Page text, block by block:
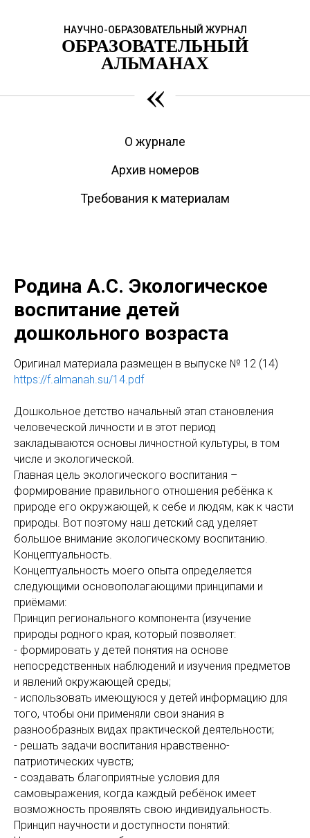
НАУЧНО-ОБРАЗОВАТЕЛЬНЫЙ ЖУРНАЛ
ОБРАЗОВАТЕЛЬНЫЙ
АЛЬМАНАХ
«
О журнале
Архив номеров
Требования к материалам
Родина А.С. Экологическое
воспитание детей
дошкольного возраста
Оригинaл материала размещен в выпуске № 12 (14)
https://f.almanah.su/14.pdf
Дошкольное детство начальный этап становления
человеческой личности и в этот период
закладываются основы личностной культуры, в том
числе и экологической.
Главная цель экологического воспитания –
формирование правильного отношения ребёнка к
природе его окружающей, к себе и людям, как к части
природы. Вот поэтому наш детский сад уделяет
большое внимание экологическому воспитанию.
Концептуальность.
Концептуальность моего опыта определяется
следующими основополагающими принципами и
приёмами:
Принцип регионального компонента (изучение
природы родного края, который позволяет:
- формировать у детей понятия на основе
непосредственных наблюдений и изучения предметов
и явлений окружающей среды;
- использовать имеющуюся у детей информацию для
того, чтобы они применяли свои знания в
разнообразных видах практической деятельности;
- решать задачи воспитания нравственно-
патриотических чувств;
- создавать благоприятные условия для
самовыражения, когда каждый ребёнок имеет
возможность проявлять свою индивидуальность.
Принцип научности и доступности понятий: